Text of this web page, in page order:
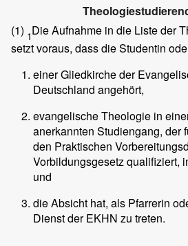
(1) 1Die Aufnahme in die Liste der
setzt voraus, dass die Studentin
einer Gliedkirche der
Deutschland angehört,
evangelische Theologie in
anerkannten Studiengang, der
den Praktischen
Vorbildungsgesetz qualifiziert,
und
die Absicht hat, als Pfarrerin
Dienst der EKHN zu treten.